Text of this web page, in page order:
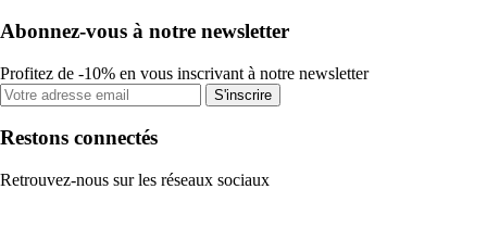
Abonnez-vous à notre newsletter
Profitez de -10% en vous inscrivant à notre newsletter
S'inscrire
Restons connectés
Retrouvez-nous sur les réseaux sociaux